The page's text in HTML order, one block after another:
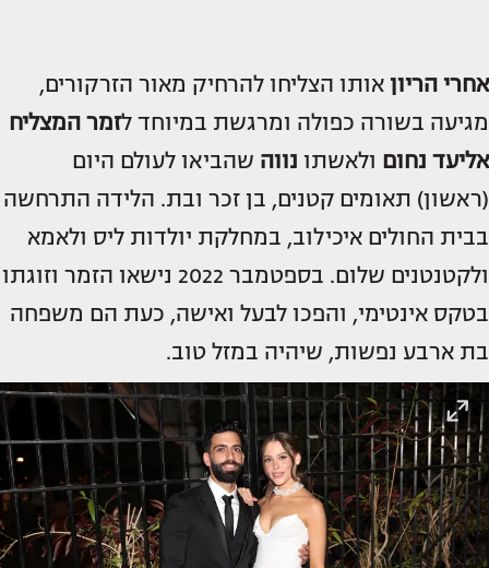
אחרי הריון אותו הצליחו להרחיק מאור הזרקורים,
מגיעה בשורה כפולה ומרגשת במיוחד לזמר המצליח
אליעד נחום ולאשתו נווה שהביאו לעולם היום
(ראשון) תאומים קטנים, בן זכר ובת. הלידה התרחשה
בבית החולים איכילוב, במחלקת יולדות ליס ולאמא
ולקטנטנים שלום. בספטמבר 2022 נישאו הזמר וזוגתו
בטקס אינטימי, והפכו לבעל ואישה, כעת הם משפחה
בת ארבע נפשות, שיהיה במזל טוב.